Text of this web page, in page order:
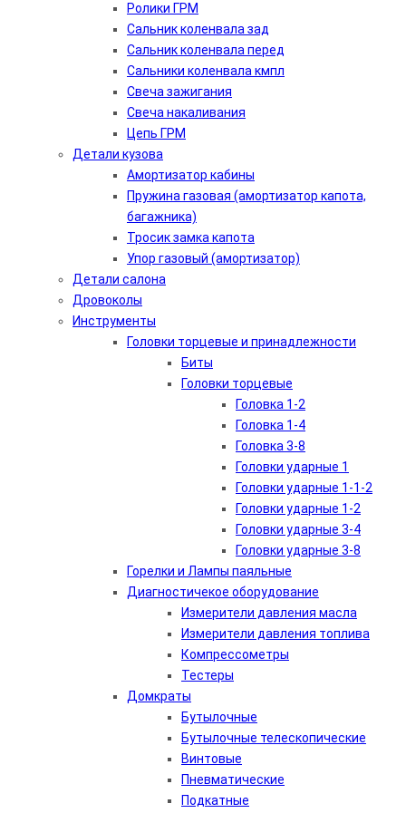
Ролики ГРМ
Сальник коленвала зад
Сальник коленвала перед
Сальники коленвала кмпл
Свеча зажигания
Свеча накаливания
Цепь ГРМ
Детали кузова
Амортизатор кабины
Пружина газовая (амортизатор капота,
багажника)
Тросик замка капота
Упор газовый (амортизатор)
Детали салона
Дровоколы
Инструменты
Головки торцевые и принадлежности
Биты
Головки торцевые
Головка 1-2
Головка 1-4
Головка 3-8
Головки ударные 1
Головки ударные 1-1-2
Головки ударные 1-2
Головки ударные 3-4
Головки ударные 3-8
Горелки и Лампы паяльные
Диагностичекое оборудование
Измерители давления масла
Измерители давления топлива
Компрессометры
Тестеры
Домкраты
Бутылочные
Бутылочные телескопические
Винтовые
Пневматические
Подкатные